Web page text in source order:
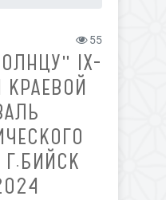
55
IX-